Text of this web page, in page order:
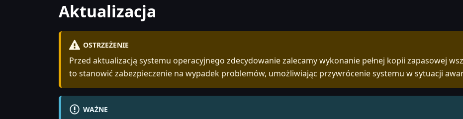
Aktualizacja
OSTRZEŻENIE
Przed aktualizacją systemu operacyjnego zdecydowanie zalecamy wykonanie pełnej kopii zapasowej
to stanowić zabezpieczenie na wypadek problemów, umożliwiając przywrócenie systemu w sytuacji
WAŻNE